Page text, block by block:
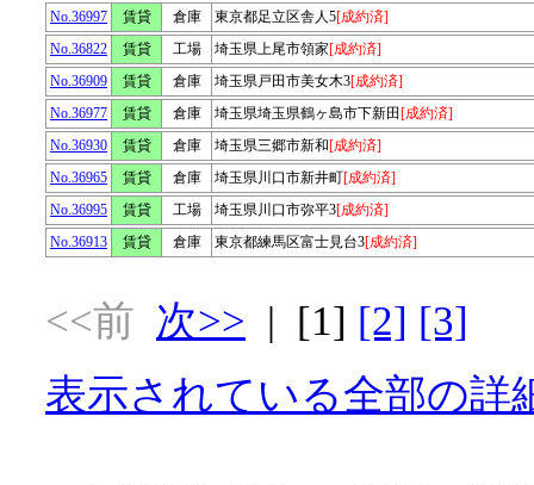
No.36997
賃貸 倉庫 東京都足立区舎人5[成約済]
No.36822
賃貸 工場 埼玉県上尾市領家[成約済]
No.36909
賃貸 倉庫 埼玉県戸田市美女木3[成約済]
No.36977
賃貸 倉庫 埼玉県埼玉県鶴ヶ島市下新田 [成約済]
No.36930
賃貸 倉庫 埼玉県三郷市新和[成約済]
No.36965
賃貸 倉庫 埼玉県川口市新井町[成約済]
No.36995
賃貸 工場 埼玉県川口市弥平3[成約済]
No.36913
賃貸 倉庫 東京都練馬区富士見台3[成約済]
<<前 次>> | [1] [2] [3]
表示されている全部の詳